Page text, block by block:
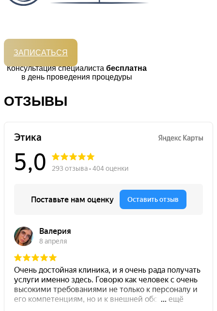
ЗАПИСАТЬСЯ
Консультация специалиста бесплатна
в день проведения процедуры
ОТЗЫВЫ